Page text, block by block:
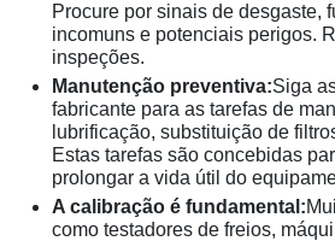
Procure por sinais de desgaste,
incomuns e potenciais perigos.
inspeções.
Manutenção preventiva:Siga
fabricante para as tarefas de
lubrificação, substituição de
Estas tarefas são concebidas
prolongar a vida útil do
A calibração é fundamental:
como testadores de freios,